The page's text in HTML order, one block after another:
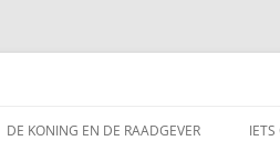
DE KONING EN DE RAADGEVER IETS